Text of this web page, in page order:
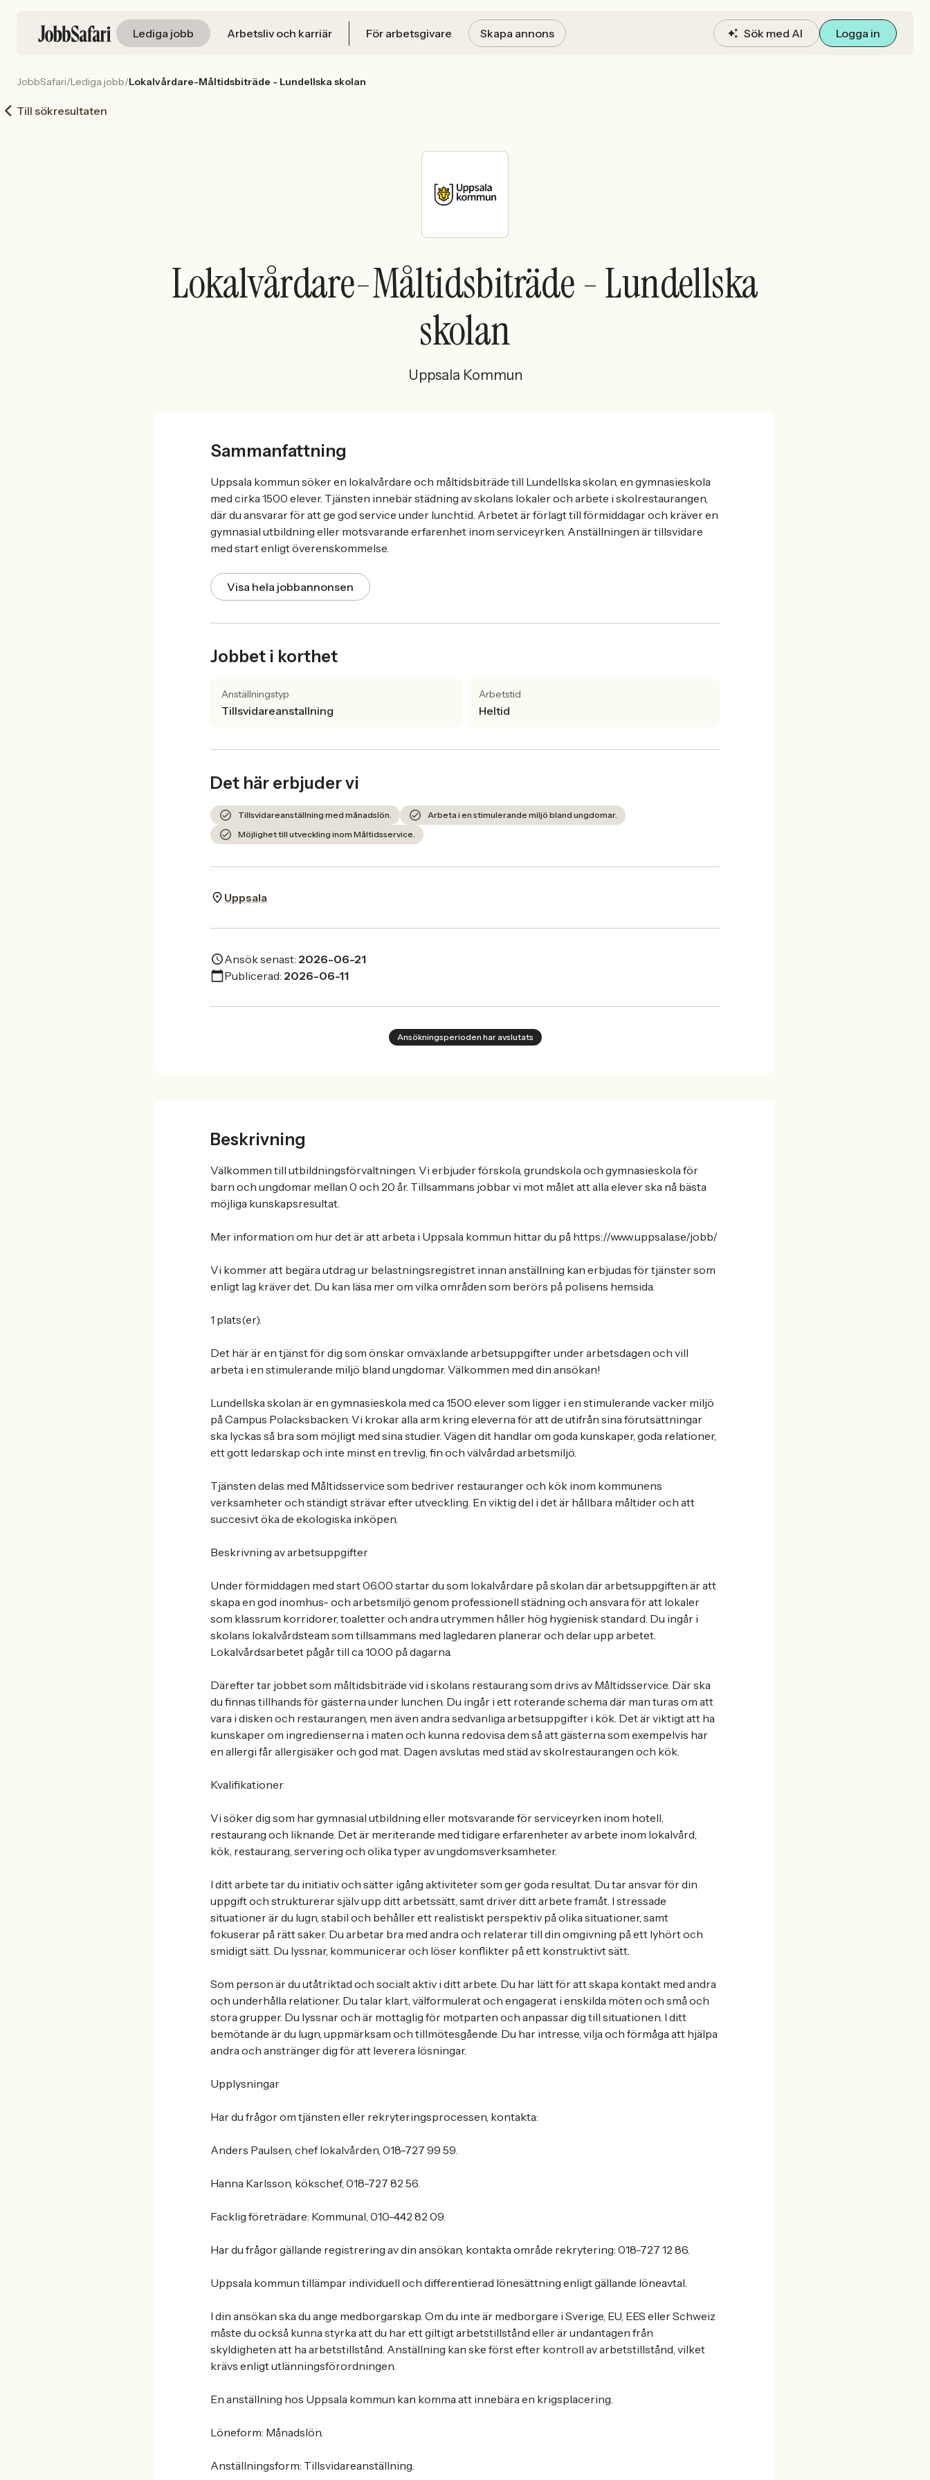
Lediga jobb Arbetsliv och karriär För arbetsgivare Skapa annons Sök med AI Logga in
JobbSafari/Lediga jobb/Lokalvårdare-Måltidsbiträde - Lundellska skolan
Till sökresultaten
Lokalvårdare-Måltidsbiträde - Lundellska
skolan
Uppsala Kommun
Sammanfattning
Uppsala kommun söker en lokalvårdare och måltidsbiträde till Lundellska skolan, en gymnasieskola
med cirka 1500 elever. Tjänsten innebär städning av skolans lokaler och arbete i skolrestaurangen,
där du ansvarar för att ge god service under lunchtid. Arbetet är förlagt till förmiddagar och kräver en
gymnasial utbildning eller motsvarande erfarenhet inom serviceyrken. Anställningen är tillsvidare
med start enligt överenskommelse.
Visa hela jobbannonsen
Jobbet i korthet
Anställningstyp
Tillsvidareanstallning
Arbetstid
Heltid
Det här erbjuder vi
Tillsvidareanställning med månadslön.
Arbeta i en stimulerande miljö bland ungdomar.
Möjlighet till utveckling inom Måltidsservice.
Uppsala
Ansök senast: 2026-06-21
Publicerad: 2026-06-11
Ansökningsperioden har avslutats
Beskrivning
Välkommen till utbildningsförvaltningen. Vi erbjuder förskola, grundskola och gymnasieskola för
barn och ungdomar mellan 0 och 20 år. Tillsammans jobbar vi mot målet att alla elever ska nå bästa
möjliga kunskapsresultat.
Mer information om hur det är att arbeta i Uppsala kommun hittar du på https://www.uppsala.se/jobb/
Vi kommer att begära utdrag ur belastningsregistret innan anställning kan erbjudas för tjänster som
enligt lag kräver det. Du kan läsa mer om vilka områden som berörs på polisens hemsida.
1 plats(er).
Det här är en tjänst för dig som önskar omväxlande arbetsuppgifter under arbetsdagen och vill
arbeta i en stimulerande miljö bland ungdomar. Välkommen med din ansökan!
Lundellska skolan är en gymnasieskola med ca 1500 elever som ligger i en stimulerande vacker miljö
på Campus Polacksbacken. Vi krokar alla arm kring eleverna för att de utifrån sina förutsättningar
ska lyckas så bra som möjligt med sina studier. Vägen dit handlar om goda kunskaper, goda relationer,
ett gott ledarskap och inte minst en trevlig, fin och välvårdad arbetsmiljö.
Tjänsten delas med Måltidsservice som bedriver restauranger och kök inom kommunens
verksamheter och ständigt strävar efter utveckling. En viktig del i det är hållbara måltider och att
succesivt öka de ekologiska inköpen.
Beskrivning av arbetsuppgifter
Under förmiddagen med start 06.00 startar du som lokalvårdare på skolan där arbetsuppgiften är att
skapa en god inomhus- och arbetsmiljö genom professionell städning och ansvara för att lokaler
som klassrum korridorer, toaletter och andra utrymmen håller hög hygienisk standard. Du ingår i
skolans lokalvårdsteam som tillsammans med lagledaren planerar och delar upp arbetet.
Lokalvårdsarbetet pågår till ca 10.00 på dagarna.
Därefter tar jobbet som måltidsbiträde vid i skolans restaurang som drivs av Måltidsservice. Där ska
du finnas tillhands för gästerna under lunchen. Du ingår i ett roterande schema där man turas om att
vara i disken och restaurangen, men även andra sedvanliga arbetsuppgifter i kök. Det är viktigt att ha
kunskaper om ingredienserna i maten och kunna redovisa dem så att gästerna som exempelvis har
en allergi får allergisäker och god mat. Dagen avslutas med städ av skolrestaurangen och kök.
Kvalifikationer
Vi söker dig som har gymnasial utbildning eller motsvarande för serviceyrken inom hotell,
restaurang och liknande. Det är meriterande med tidigare erfarenheter av arbete inom lokalvård,
kök, restaurang, servering och olika typer av ungdomsverksamheter.
I ditt arbete tar du initiativ och sätter igång aktiviteter som ger goda resultat. Du tar ansvar för din
uppgift och strukturerar själv upp ditt arbetssätt, samt driver ditt arbete framåt. I stressade
situationer är du lugn, stabil och behåller ett realistiskt perspektiv på olika situationer, samt
fokuserar på rätt saker. Du arbetar bra med andra och relaterar till din omgivning på ett lyhört och
smidigt sätt. Du lyssnar, kommunicerar och löser konflikter på ett konstruktivt sätt.
Som person är du utåtriktad och socialt aktiv i ditt arbete. Du har lätt för att skapa kontakt med andra
och underhålla relationer. Du talar klart, välformulerat och engagerat i enskilda möten och små och
stora grupper. Du lyssnar och är mottaglig för motparten och anpassar dig till situationen. I ditt
bemötande är du lugn, uppmärksam och tillmötesgående. Du har intresse, vilja och förmåga att hjälpa
andra och anstränger dig för att leverera lösningar.
Upplysningar
Har du frågor om tjänsten eller rekryteringsprocessen, kontakta:
Anders Paulsen, chef lokalvården, 018-727 99 59.
Hanna Karlsson, kökschef, 018-727 82 56.
Facklig företrädare: Kommunal, 010-442 82 09.
Har du frågor gällande registrering av din ansökan, kontakta område rekrytering: 018-727 12 86.
Uppsala kommun tillämpar individuell och differentierad lönesättning enligt gällande löneavtal.
I din ansökan ska du ange medborgarskap. Om du inte är medborgare i Sverige, EU, EES eller Schweiz
måste du också kunna styrka att du har ett giltigt arbetstillstånd eller är undantagen från
skyldigheten att ha arbetstillstånd. Anställning kan ske först efter kontroll av arbetstillstånd, vilket
krävs enligt utlänningsförordningen.
En anställning hos Uppsala kommun kan komma att innebära en krigsplacering.
Löneform: Månadslön.
Anställningsform: Tillsvidareanställning.